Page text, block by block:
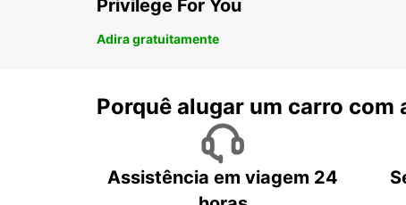
Privilege For You
Adira gratuitamente
Porquê alugar um carro com
Assistência em viagem 24